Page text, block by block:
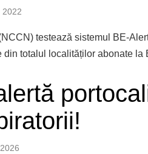
2022
testează sistemul BE-
din totalul localităților abonate la